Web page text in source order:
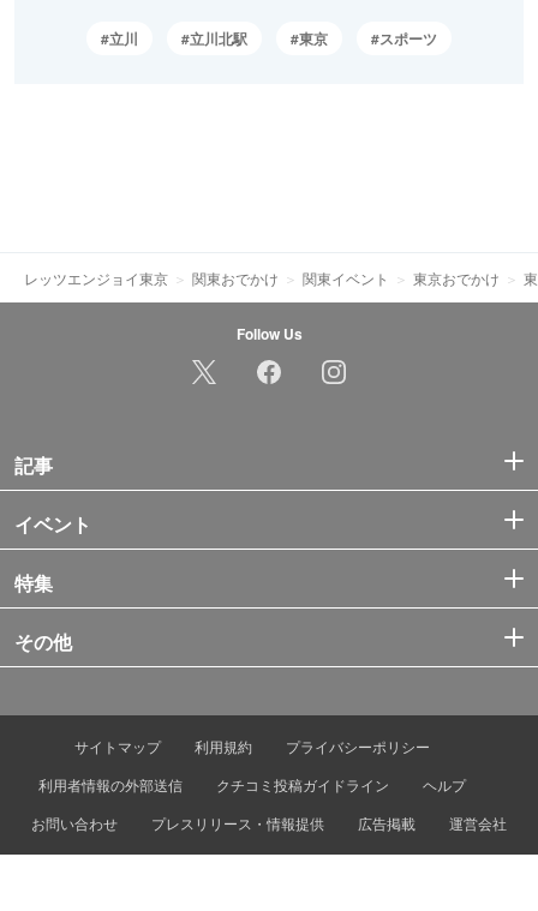
立川 立川北駅 東京 スポーツ
レッツエンジョイ東京 関東おでかけ 関東イベント 東京おでかけ
Follow Us
記事
イベント
特集
その他
サイトマップ 利用規約
プライバシーポリシー
利用者情報の外部送信
クチコミ投稿ガイドライン
ヘルプ
お問い合わせ
プレスリリース・情報提供 広告掲載 運営会社